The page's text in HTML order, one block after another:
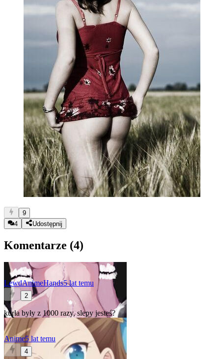
9
4
Udostępnij
Komentarze (4)
LewdAnimeHands5 lat temu
2
kurła były z 1000 razy, slepy jesteś?
Anime5 lat temu
4